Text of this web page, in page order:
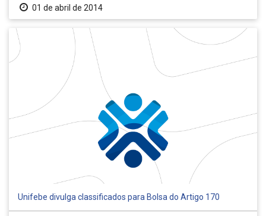
01 de abril de 2014
Unifebe divulga classificados para Bolsa do Artigo 170